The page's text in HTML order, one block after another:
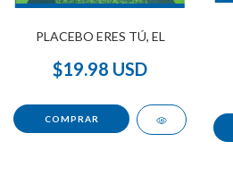
PLACEBO ERES TÚ, EL
$19.98 USD